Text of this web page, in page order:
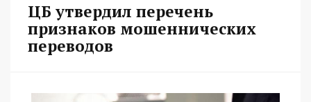
ЦБ утвердил перечень
признаков мошеннических
переводов